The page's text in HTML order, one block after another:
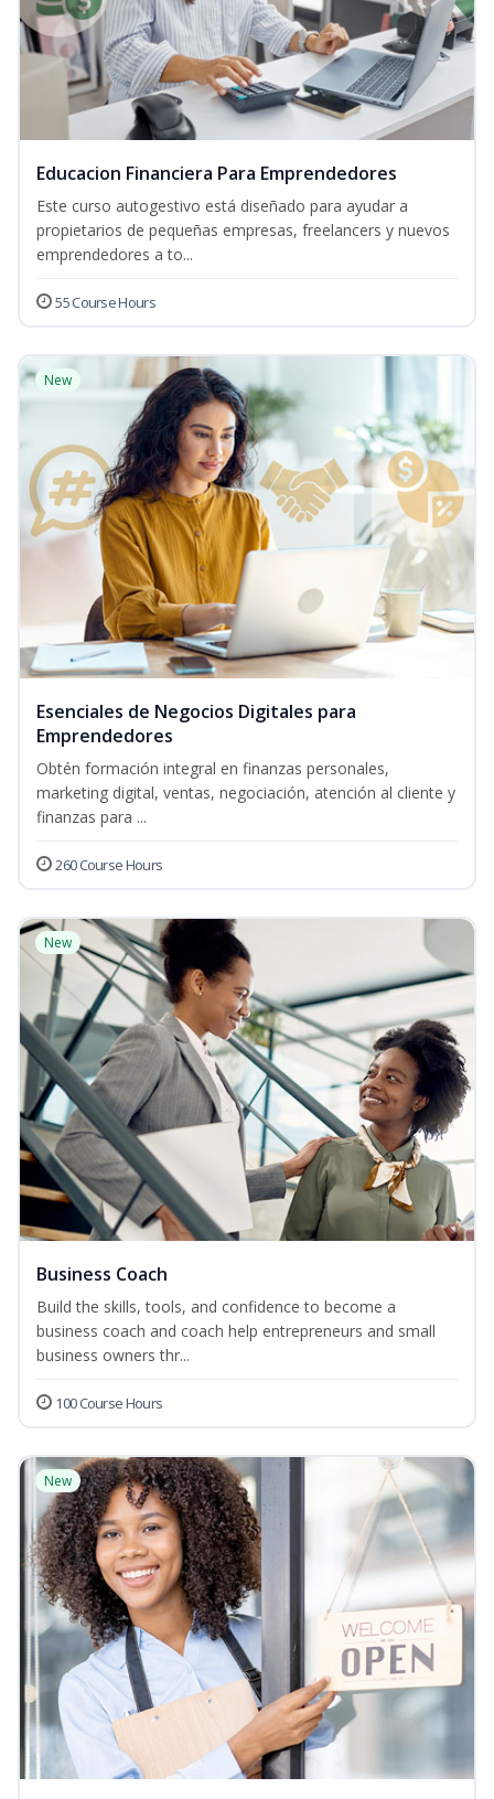
Educacion Financiera Para Emprendedores
Este curso autogestivo está diseñado para ayudar a
propietarios de pequeñas empresas, freelancers y nuevos
emprendedores a to...
55 Course Hours
New
Esenciales de Negocios Digitales para
Emprendedores
Obtén formación integral en finanzas personales,
marketing digital, ventas, negociación, atención al cliente y
finanzas para ...
260 Course Hours
New
Business Coach
Build the skills, tools, and confidence to become a
business coach and coach help entrepreneurs and small
business owners thr...
100 Course Hours
New